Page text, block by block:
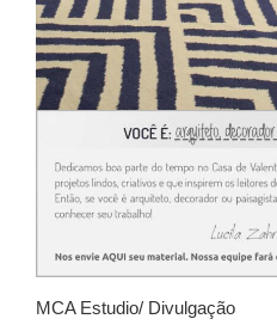
MCA Estudio/ Divulgação